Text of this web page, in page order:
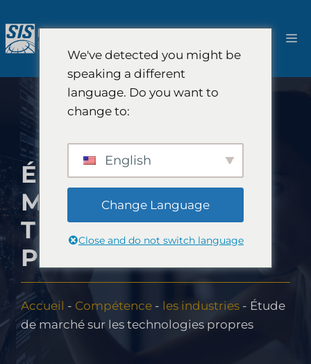
au
contenu
ÉTUDE DE
MARCHÉ SUR LES
TECHNOLOGIES
PROPRES
Accueil - Compétence - les industries - Étude
de marché sur les technologies propres
We've detected you might be
speaking a different
language. Do you want to
change to:
English
Change Language
Close and do not switch language